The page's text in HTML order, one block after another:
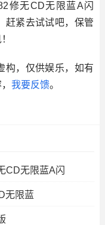
修无CD无限蓝A闪
赶紧去试试吧，保管
构，仅供娱乐，如有
我要反馈。
CD无限蓝A闪
无限蓝